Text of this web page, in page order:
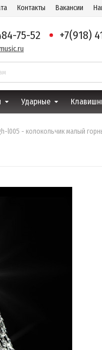
Контакты Вакансии
75-52 +7(918)
Ударные
l005 - колокольчик малый